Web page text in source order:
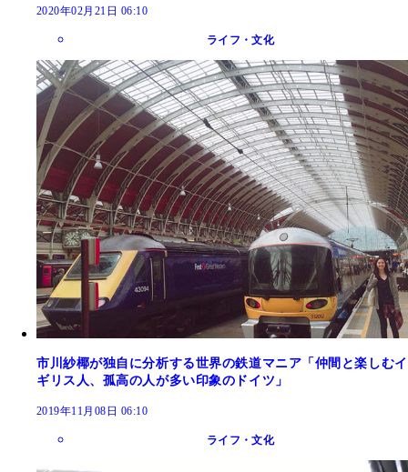
2020年02月21日 06:10
ライフ・文化
市川紗椰が独自に分析する世界の鉄道マニア「仲間と楽しむイ
ギリス人、孤高の人が多い印象のドイツ」
2019年11月08日 06:10
ライフ・文化